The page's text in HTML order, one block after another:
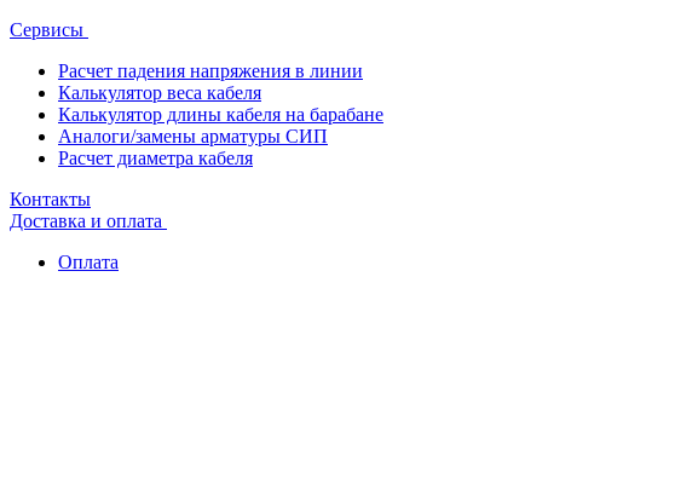
Сервисы
Расчет падения напряжения в линии
Калькулятор веса кабеля
Калькулятор длины кабеля на барабане
Аналоги/замены арматуры СИП
Расчет диаметра кабеля
Контакты
Доставка и оплата
Оплата